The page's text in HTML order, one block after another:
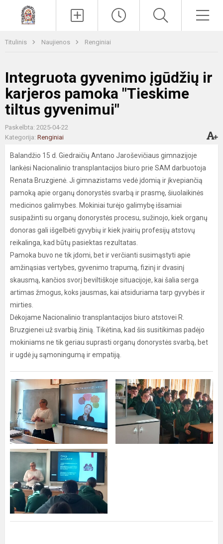
Titulinis Naujienos Renginiai
Integruota gyvenimo įgūdžių ir
karjeros pamoka "Tieskime
tiltus gyvenimui"
Paskelbta: 2025-04-22
Kategorija: Renginiai
Balandžio 15 d. Giedraičių Antano Jaroševičiaus gimnazijoje
lankėsi Nacionalinio transplantacijos biuro prie SAM darbuotoja
Renata Bruzgienė. Ji gimnazistams vedė įdomią ir įkvepiančią
pamoką apie organų donorystės svarbą ir prasmę, šiuolaikinės
medicinos galimybes. Mokiniai turėjo galimybę išsamiai
susipažinti su organų donorystės procesu, sužinojo, kiek organų
donoras gali išgelbėti gyvybių ir kiek įvairių profesijų atstovų
reikalinga, kad būtų pasiektas rezultatas.
Pamoka buvo ne tik įdomi, bet ir verčianti susimąstyti apie
amžinąsias vertybes, gyvenimo trapumą, fizinį ir dvasinį
skausmą, kančios svorį beviltiškoje situacijoje, kai šalia serga
artimas žmogus, koks jausmas, kai atsiduriama tarp gyvybės ir
mirties.
Dėkojame Nacionalinio transplantacijos biuro atstovei R.
Bruzgienei už svarbią žinią. Tikėtina, kad šis susitikimas padėjo
mokiniams ne tik geriau suprasti organų donorystės svarbą, bet
ir ugdė jų sąmoningumą ir empatiją.